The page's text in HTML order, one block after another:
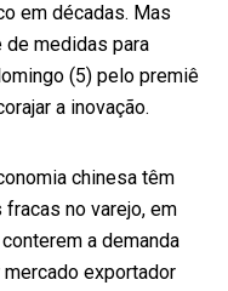
em décadas. Mas
de medidas para
(5) pelo premiê
a inovação.
chinesa têm
no varejo, em
a demanda
exportador